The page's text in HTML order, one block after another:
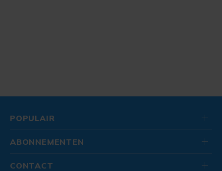
POPULAIR
ABONNEMENTEN
CONTACT